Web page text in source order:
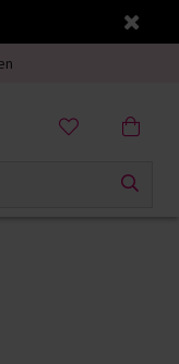
vanaf €75,-
vanaf €75,-